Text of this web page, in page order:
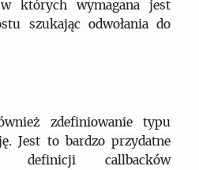
których wymagana jest
szukając odwołania do
zdefiniowanie typu
Jest to bardzo przydatne
definicji callbacków